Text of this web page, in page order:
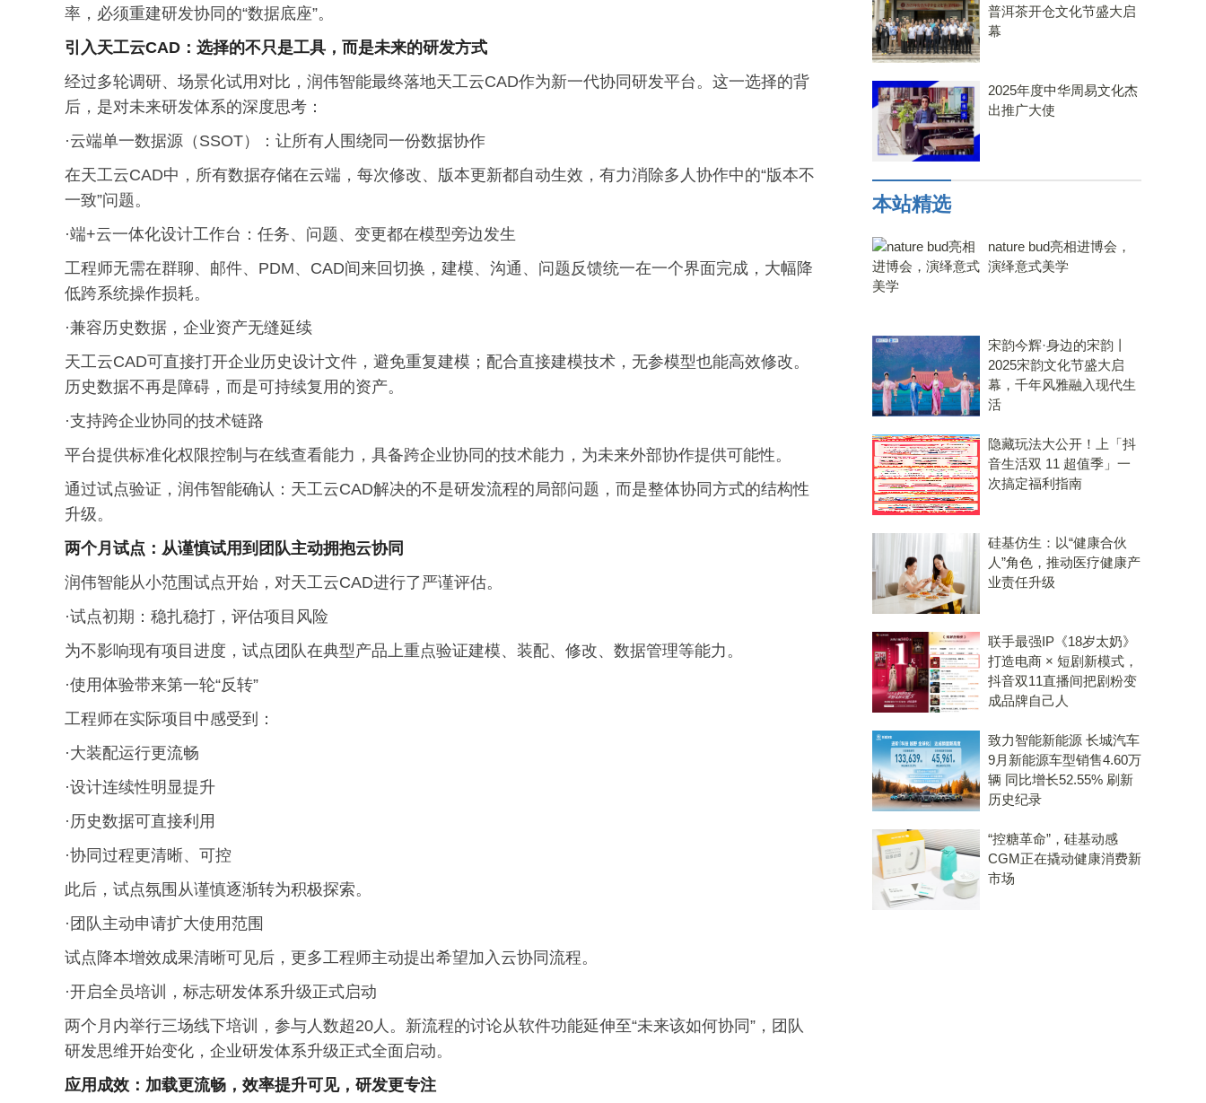
率，必须重建研发协同的“数据底座”。
引入天工云CAD：选择的不只是工具，而是未来的研发方式
经过多轮调研、场景化试用对比，润伟智能最终落地天工云CAD作为新一代协同研发平台。这一选择的背
后，是对未来研发体系的深度思考：
·云端单一数据源（SSOT）：让所有人围绕同一份数据协作
在天工云CAD中，所有数据存储在云端，每次修改、版本更新都自动生效，有力消除多人协作中的“版本不
一致”问题。
·端+云一体化设计工作台：任务、问题、变更都在模型旁边发生
工程师无需在群聊、邮件、PDM、CAD间来回切换，建模、沟通、问题反馈统一在一个界面完成，大幅降
低跨系统操作损耗。
·兼容历史数据，企业资产无缝延续
天工云CAD可直接打开企业历史设计文件，避免重复建模；配合直接建模技术，无参模型也能高效修改。
历史数据不再是障碍，而是可持续复用的资产。
·支持跨企业协同的技术链路
平台提供标准化权限控制与在线查看能力，具备跨企业协同的技术能力，为未来外部协作提供可能性。
通过试点验证，润伟智能确认：天工云CAD解决的不是研发流程的局部问题，而是整体协同方式的结构性
升级。
两个月试点：从谨慎试用到团队主动拥抱云协同
润伟智能从小范围试点开始，对天工云CAD进行了严谨评估。
·试点初期：稳扎稳打，评估项目风险
为不影响现有项目进度，试点团队在典型产品上重点验证建模、装配、修改、数据管理等能力。
·使用体验带来第一轮“反转”
工程师在实际项目中感受到：
·大装配运行更流畅
·设计连续性明显提升
·历史数据可直接利用
·协同过程更清晰、可控
此后，试点氛围从谨慎逐渐转为积极探索。
·团队主动申请扩大使用范围
试点降本增效成果清晰可见后，更多工程师主动提出希望加入云协同流程。
·开启全员培训，标志研发体系升级正式启动
两个月内举行三场线下培训，参与人数超20人。新流程的讨论从软件功能延伸至“未来该如何协同”，团队
研发思维开始变化，企业研发体系升级正式全面启动。
应用成效：加载更流畅，效率提升可见，研发更专注
普洱茶开仓文化节盛大启
幕
2025年度中华周易文化杰
出推广大使
本站精选
nature bud亮相进博会，
演绎意式美学
宋韵今辉·身边的宋韵丨
2025宋韵文化节盛大启
幕，千年风雅融入现代生
活
隐藏玩法大公开！上「抖
音生活双 11 超值季」一
次搞定福利指南
硅基仿生：以“健康合伙
人”角色，推动医疗健康产
业责任升级
联手最强IP《18岁太奶》
打造电商 × 短剧新模式，
抖音双11直播间把剧粉变
成品牌自己人
致力智能新能源 长城汽车
9月新能源车型销售4.60万
辆 同比增长52.55% 刷新
历史纪录
“控糖革命”，硅基动感
CGM正在撬动健康消费新
市场